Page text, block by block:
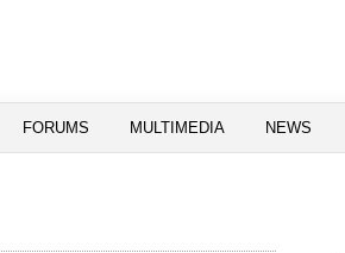
FORUMS MULTIMEDIA NEWS